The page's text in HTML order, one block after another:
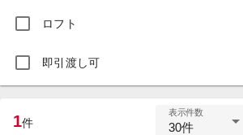
ロフト
即引渡し可
1件
表示件数
30件